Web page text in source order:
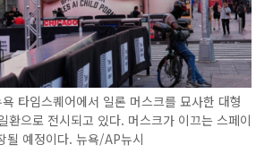
타임스퀘어에서 일론 머스크를 묘사한 대형
환으로 전시되고 있다. 머스크가 이끄는 스페이
될 예정이다. 뉴욕/AP뉴시